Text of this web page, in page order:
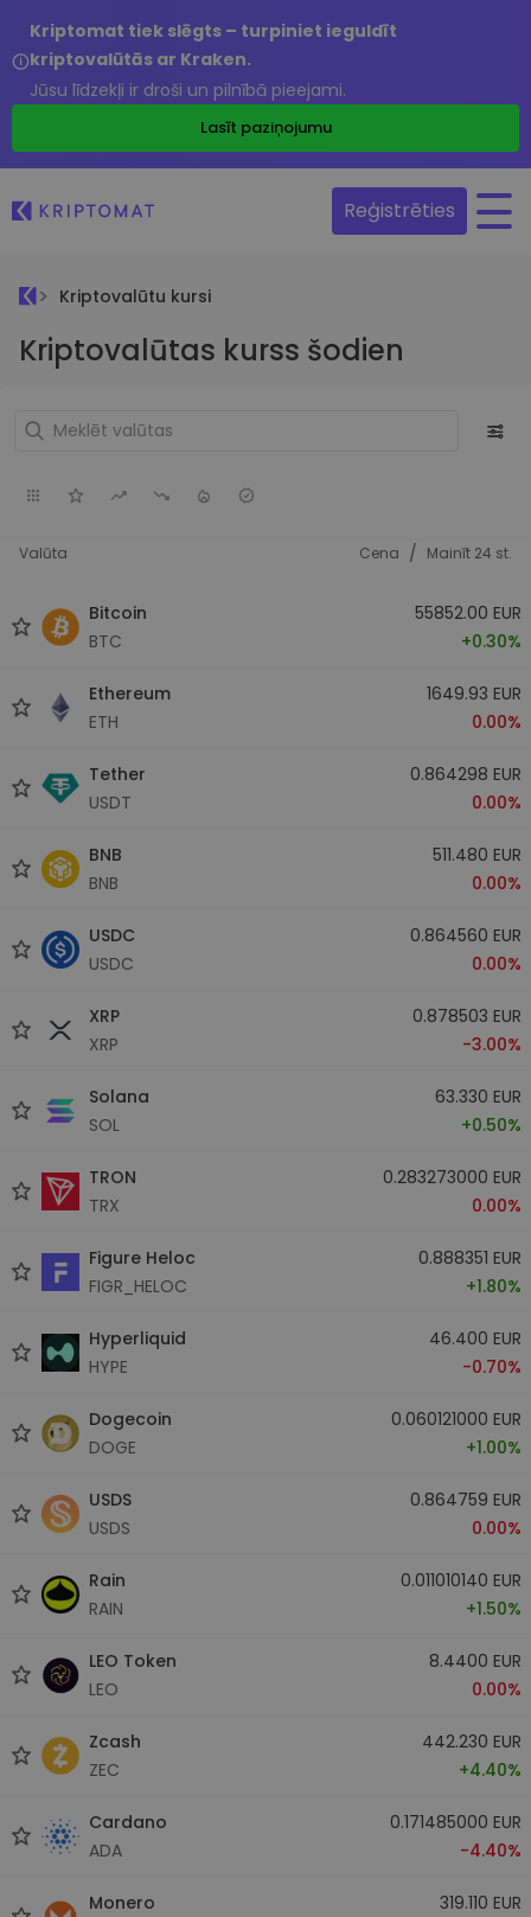
Kriptomat tiek slēgts – turpiniet ieguldīt
kriptovalūtās ar Kraken.
Jūsu līdzekļi ir droši un pilnībā pieejami.
Lasīt paziņojumu
Reģistrēties
Kriptovalūtu kursi
Kriptovalūtas kurss šodien
Valūta Cena / Mainīt 24 st.
Bitcoin
BTC
55852.00 EUR
+0.30%
Ethereum
ETH
1649.93 EUR
0.00%
Tether
USDT
0.864298 EUR
0.00%
BNB
BNB
511.480 EUR
0.00%
USDC
USDC
0.864560 EUR
0.00%
XRP
XRP
0.878503 EUR
-3.00%
Solana
SOL
63.330 EUR
+0.50%
TRON
TRX
0.283273000 EUR
0.00%
Figure Heloc
FIGR_HELOC
0.888351 EUR
+1.80%
Hyperliquid
HYPE
46.400 EUR
-0.70%
Dogecoin
DOGE
0.060121000 EUR
+1.00%
USDS
USDS
0.864759 EUR
0.00%
Rain
RAIN
0.011010140 EUR
+1.50%
LEO Token
LEO
8.4400 EUR
0.00%
Zcash
ZEC
442.230 EUR
+4.40%
Cardano
ADA
0.171485000 EUR
-4.40%
Monero
319.110 EUR